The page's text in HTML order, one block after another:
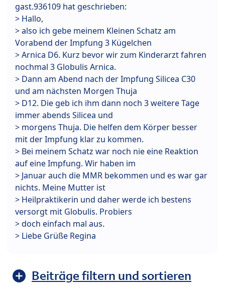
gast.936109 hat geschrieben:
> Hallo,
> also ich gebe meinem Kleinen Schatz am
Vorabend der Impfung 3 Kügelchen
> Arnica D6. Kurz bevor wir zum Kinderarzt fahren
nochmal 3 Globulis Arnica.
> Dann am Abend nach der Impfung Silicea C30
und am nächsten Morgen Thuja
> D12. Die geb ich ihm dann noch 3 weitere Tage
immer abends Silicea und
> morgens Thuja. Die helfen dem Körper besser
mit der Impfung klar zu kommen.
> Bei meinem Schatz war noch nie eine Reaktion
auf eine Impfung. Wir haben im
> Januar auch die MMR bekommen und es war gar
nichts. Meine Mutter ist
> Heilpraktikerin und daher werde ich bestens
versorgt mit Globulis. Probiers
> doch einfach mal aus.
> Liebe Grüße Regina
Beiträge filtern und sortieren